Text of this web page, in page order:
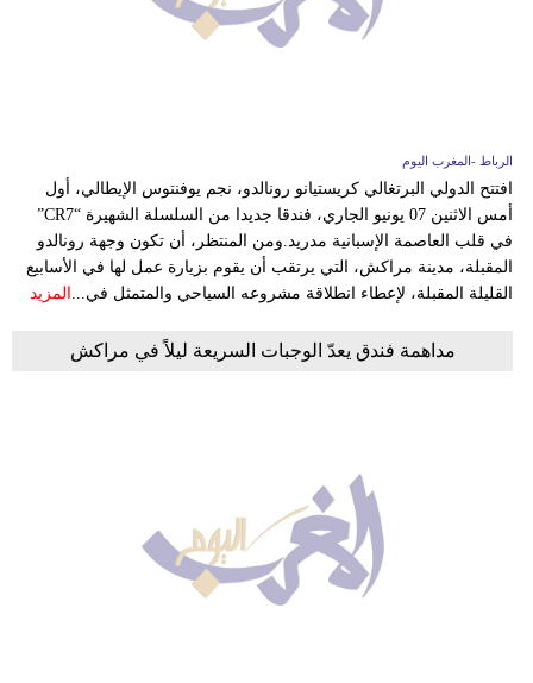
الرباط -المغرب اليوم
افتتح الدولي البرتغالي كريستيانو رونالدو، نجم يوفنتوس الإيطالي، أول
أمس الاثنين 07 يونيو الجاري، فندقا جديدا من السلسلة الشهيرة “CR7”
في قلب العاصمة الإسبانية مدريد.ومن المنتظر، أن تكون وجهة رونالدو
المقبلة، مدينة مراكش، التي يرتقب أن يقوم بزيارة عمل لها في الأسابيع
القليلة المقبلة، لإعطاء انطلاقة مشروعه السياحي والمتمثل في... المزيد
مداهمة فندق يعدّ الوجبات السريعة ليلاً في مراكش